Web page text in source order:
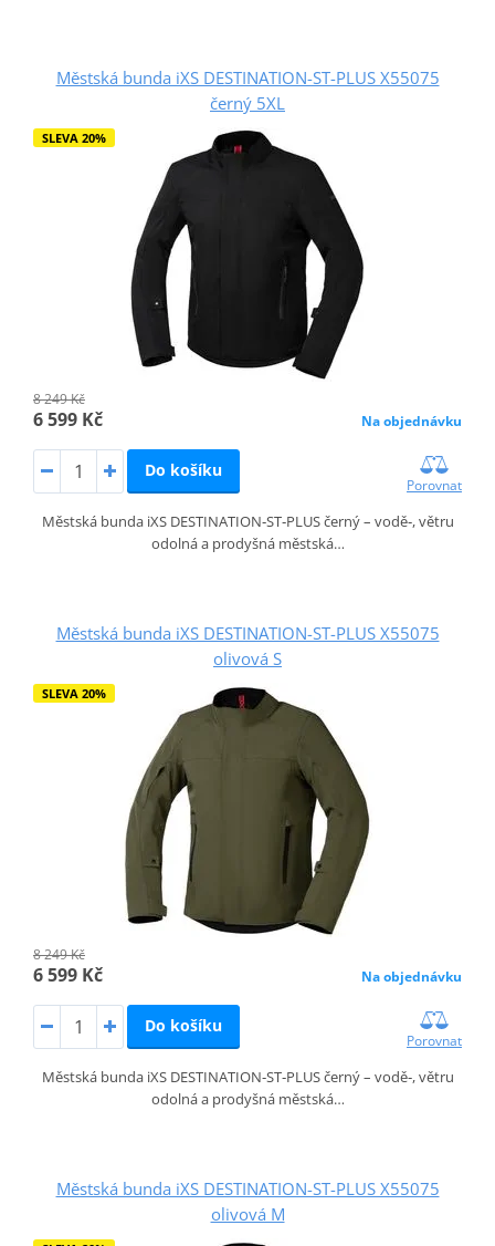
Městská bunda iXS DESTINATION-ST-PLUS X55075
černý 5XL
SLEVA 20%
8 249 Kč
6 599 Kč Na objednávku
Do košíku
Porovnat
Městská bunda iXS DESTINATION‑ST‑PLUS černý – vodě‑, větru
odolná a prodyšná městská…
Městská bunda iXS DESTINATION-ST-PLUS X55075
olivová S
SLEVA 20%
8 249 Kč
6 599 Kč Na objednávku
Do košíku
Porovnat
Městská bunda iXS DESTINATION‑ST‑PLUS černý – vodě‑, větru
odolná a prodyšná městská…
Městská bunda iXS DESTINATION-ST-PLUS X55075
olivová M